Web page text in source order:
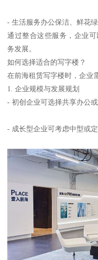
- 生活服务办公保洁、鲜花
通过整合这些服务，企业
务发展。
如何选择适合的写字楼？
在前海租赁写字楼时，企业
1. 企业规模与发展规划
- 初创企业可选择共享办公
- 成长型企业可考虑中型或